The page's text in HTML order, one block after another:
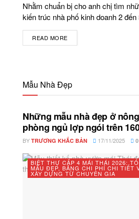
Nhằm chuẩn bị cho anh chị tìm
kiến trúc nhà phố kinh doanh 2 đến
READ MORE
Mẫu Nhà Đẹp
Những mẫu nhà đẹp ở
phòng ngủ lợp ngói trên
BY TRƯƠNG KHẮC BẢN 17/11/2025 0
BIỆT THỰ CẤP 4 MÁI THÁI 2026:
MẪU ĐẸP, BẢNG CHI PHÍ CHI TIẾT
XÂY DỰNG TỪ CHUYÊN GIA